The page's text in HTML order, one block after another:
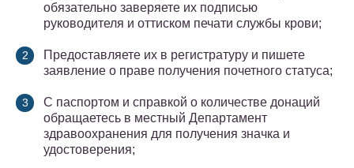
обязательно заверяете их подписью
руководителя и оттиском печати службы крови;
Предоставляете их в регистратуру и пишете
заявление о праве получения почетного статуса;
С паспортом и справкой о количестве донаций
обращаетесь в местный Департамент
здравоохранения для получения значка и
удостоверения;